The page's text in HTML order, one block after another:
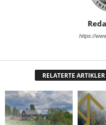
https://
RELATERTE ARTIKLER